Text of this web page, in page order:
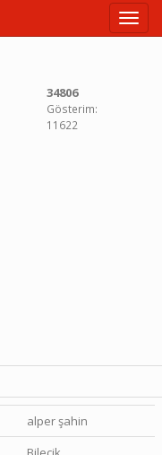
34806
Gösterim:
11622
alper şahin